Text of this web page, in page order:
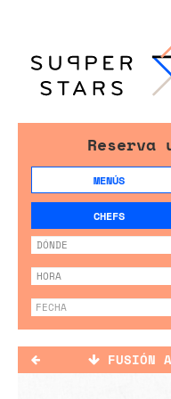
Reserva
MENÚS
CHEFS
FUSIÓN